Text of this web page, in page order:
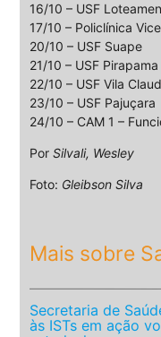
16/10 – USF
17/10 – Policlínica
20/10 – USF Suape
21/10 – USF Pirapama
22/10 – USF Vila
23/10 – USF Pajuçara
24/10 – CAM 1 –
Por Silvali, Wesley
Foto: Gleibson Silva
Mais sobre
Secretaria de
às ISTs em ação